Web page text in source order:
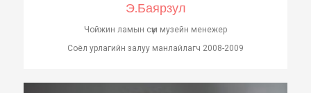
Э.Баярзул
Чойжин ламын сүм музейн менежер
Соёл урлагийн залуу манлайлагч 2008-2009